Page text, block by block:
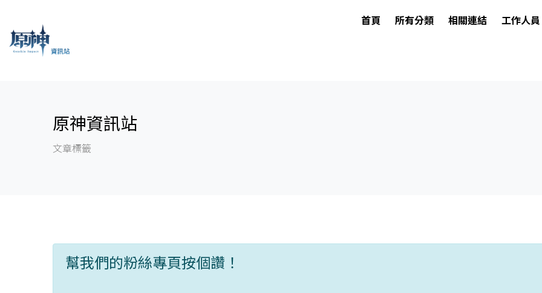
首頁 所有分類 相關連結 工作人員
原神資訊站
文章標籤
幫我們的粉絲專頁按個讚！